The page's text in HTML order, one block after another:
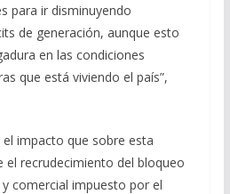
para ir disminuyendo
de generación, aunque esto
en las condiciones
que está viviendo el país”,
impacto que sobre esta
el recrudecimiento del bloqueo
comercial impuesto por el